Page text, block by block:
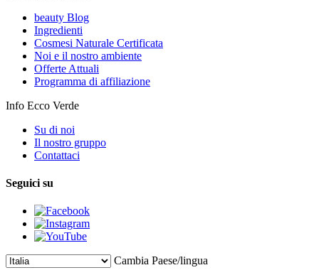
beauty Blog
Ingredienti
Cosmesi Naturale Certificata
Noi e il nostro ambiente
Offerte Attuali
Programma di affiliazione
Info Ecco Verde
Su di noi
Il nostro gruppo
Contattaci
Seguici su
Cambia Paese/lingua